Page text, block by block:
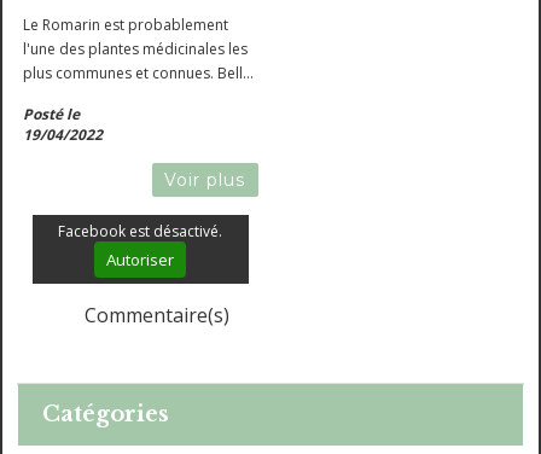
Le Romarin est probablement
l'une des plantes médicinales les
plus communes et connues. Belle
méditerranéen dont elle apprécie
les terres rudes et le climat sec,
les premières traces de sa...
Posté le
19/04/2022
Voir plus
Facebook est désactivé.
Autoriser
Commentaire(s)
Catégories